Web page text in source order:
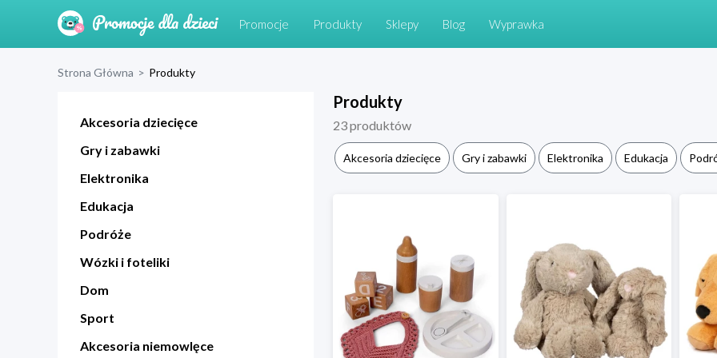
Promocje Produkty Sklepy Blog Wyprawka
Strona Główna > Produkty
Akcesoria dziecięce
Gry i zabawki
Elektronika
Edukacja
Podróże
Wózki i foteliki
Dom
Sport
Akcesoria niemowlęce
Produkty
23produktów
Akcesoria dziecięce Gry i zabawki Elektronika Edukacja